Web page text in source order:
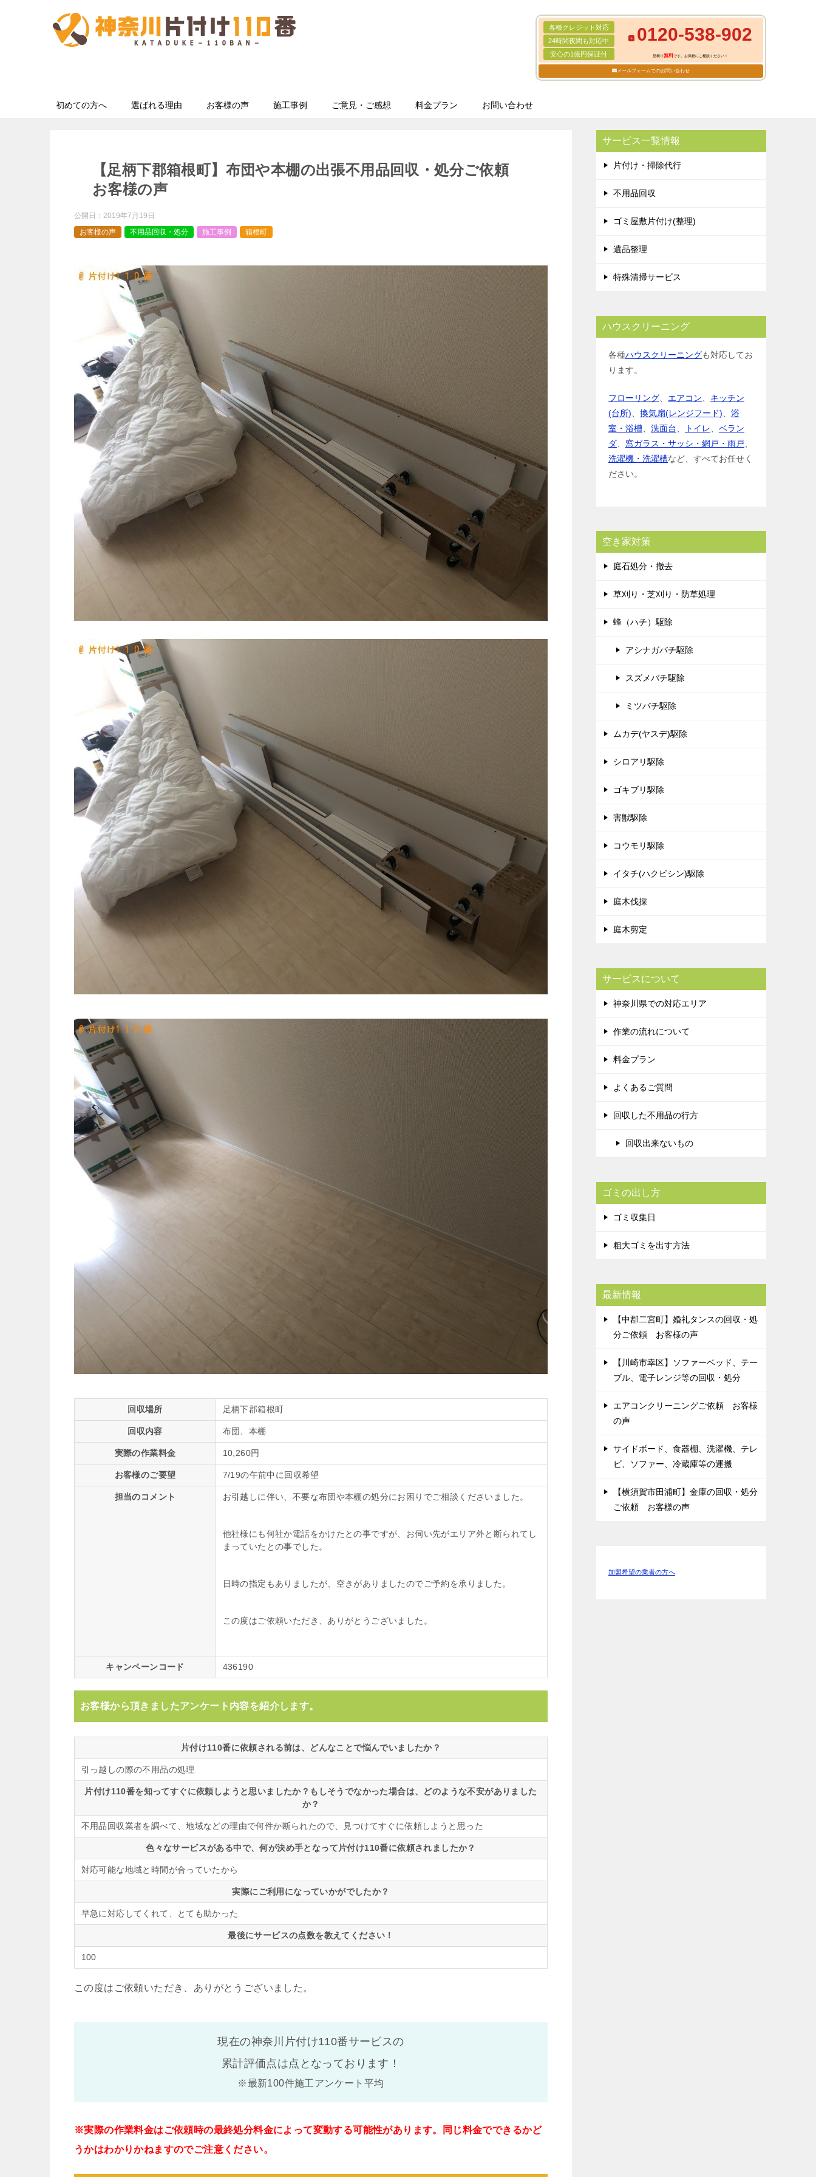
各種クレジット対応
24時間夜間も対応中
安心の1億円保証付
0120-538-902
見積り無料です。お気軽にご相談ください！
メールフォームでのお問い合わせ
初めての方へ 選ばれる理由 お客様の声 施工事例 ご意見・ご感想 料金プラン お問い合わせ
【足柄下郡箱根町】布団や本棚の出張不用品回収・処分ご依頼
お客様の声
公開日： 2019年7月19日
お客様の声
不用品回収・処分 施工事例 箱根町
回収場所 足柄下郡箱根町
回収内容 布団、本棚
実際の作業料金 10,260円
お客様のご要望 7/19の午前中に回収希望
担当のコメント お引越しに伴い、不要な布団や本棚の処分にお困りでご相談くださいました。
他社様にも何社か電話をかけたとの事ですが、お伺い先がエリア外と断られてし
まっていたとの事でした。
日時の指定もありましたが、空きがありましたのでご予約を承りました。
この度はご依頼いただき、ありがとうございました。
キャンペーンコード 436190
お客様から頂きましたアンケート内容を紹介します。
片付け110番に依頼される前は、どんなことで悩んでいましたか？
引っ越しの際の不用品の処理
片付け110番を知ってすぐに依頼しようと思いましたか？もしそうでなかった場合は、どのような不安がありました
か？
不用品回収業者を調べて、地域などの理由で何件か断られたので、見つけてすぐに依頼しようと思った
色々なサービスがある中で、何が決め手となって片付け110番に依頼されましたか？
対応可能な地域と時間が合っていたから
実際にご利用になっていかがでしたか？
早急に対応してくれて、とても助かった
最後にサービスの点数を教えてください！
100
この度はご依頼いただき、ありがとうございました。
現在の神奈川片付け110番サービスの
累計評価点は点となっております！
※最新100件施工アンケート平均
※実際の作業料金はご依頼時の最終処分料金によって変動する可能性があります。同じ料金でできるかど
うかはわかりかねますのでご注意ください。
サービス一覧情報
片付け・掃除代行
不用品回収
ゴミ屋敷片付け(整理)
遺品整理
特殊清掃サービス
ハウスクリーニング
各種ハウスクリーニングも対応してお
ります。
フローリング エアコン
キッチン
(台所)
換気扇(レンジフード)
浴
室・浴槽
洗面台 トイレ
ベラン
ダ
窓ガラス・サッシ・網戸・雨戸
洗濯機・洗濯槽など、すべてお任せく
ださい。
空き家対策
庭石処分・撤去
草刈り・芝刈り・防草処理
蜂（ハチ）駆除
アシナガバチ駆除
スズメバチ駆除
ミツバチ駆除
ムカデ(ヤスデ)駆除
シロアリ駆除
ゴキブリ駆除
害獣駆除
コウモリ駆除
イタチ(ハクビシン)駆除
庭木伐採
庭木剪定
サービスについて
神奈川県での対応エリア
作業の流れについて
料金プラン
よくあるご質問
回収した不用品の行方
回収出来ないもの
ゴミの出し方
ゴミ収集日
粗大ゴミを出す方法
最新情報
【中郡二宮町】婚礼タンスの回収・処
分ご依頼 お客様の声
【川崎市幸区】ソファーベッド、テー
ブル、電子レンジ等の回収・処分
エアコンクリーニングご依頼 お客様
の声
サイドボード、食器棚、洗濯機、テレ
ビ、ソファー、冷蔵庫等の運搬
【横須賀市田浦町】金庫の回収・処分
ご依頼 お客様の声
加盟希望の業者の方へ